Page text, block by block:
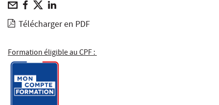
Télécharger en PDF
Formation éligible au CPF :